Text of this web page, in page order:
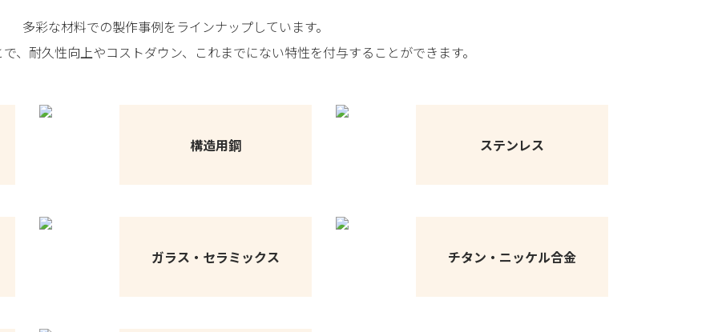
多彩な材料での製作事例をラインナップしています。
、耐久性向上やコストダウン、これまでにない特性を付与することができます。
構造用鋼 ステンレス
ガラス・セラミックス チタン・ニッケル合金